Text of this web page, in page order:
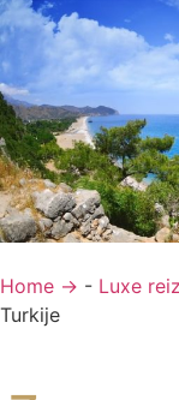
Home → - Luxe
Turkije